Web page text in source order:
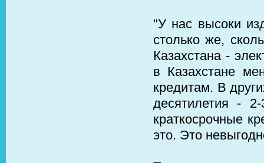
"У нас высоки
столько же,
Казахстана -
в Казахстане
кредитам. В
десятилетия -
краткосрочные
это. Это